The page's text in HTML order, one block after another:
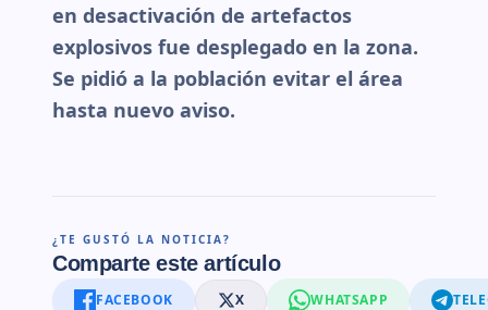
en desactivación de artefactos
explosivos fue desplegado en la zona.
Se pidió a la población evitar el área
hasta nuevo aviso.
¿TE GUSTÓ LA NOTICIA?
Comparte este artículo
FACEBOOK X WHATSAPP